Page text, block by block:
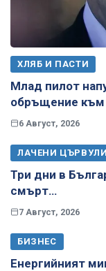
ХЛЯБ И ПАСТИ
Млад пилот
обръщение към
6 Август, 2026
ЛАЧЕНИ ЦЪРВУЛИ
Три дни в
смърт…
7 Август, 2026
БИЗНЕС
Енергийният